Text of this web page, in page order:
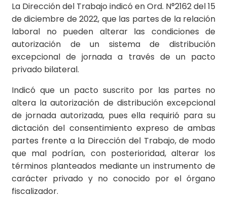
La Dirección del Trabajo indicó en Ord. N°2162 del 15
de diciembre de 2022, que las partes de la relación
laboral no pueden alterar las condiciones de
autorización de un sistema de distribución
excepcional de jornada a través de un pacto
privado bilateral.
Indicó que un pacto suscrito por las partes no
altera la autorización de distribución excepcional
de jornada autorizada, pues ella requirió para su
dictación del consentimiento expreso de ambas
partes frente a la Dirección del Trabajo, de modo
que mal podrían, con posterioridad, alterar los
términos planteados mediante un instrumento de
carácter privado y no conocido por el órgano
fiscalizador.